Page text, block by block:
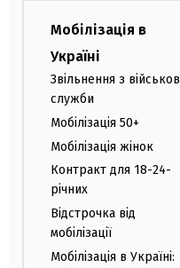
Мобілізація в
Україні
Звільнення з
служби
Мобілізація 50+
Мобілізація жінок
Контракт для 18-24-
річних
Відстрочка від
мобілізації
Мобілізація в Україні: